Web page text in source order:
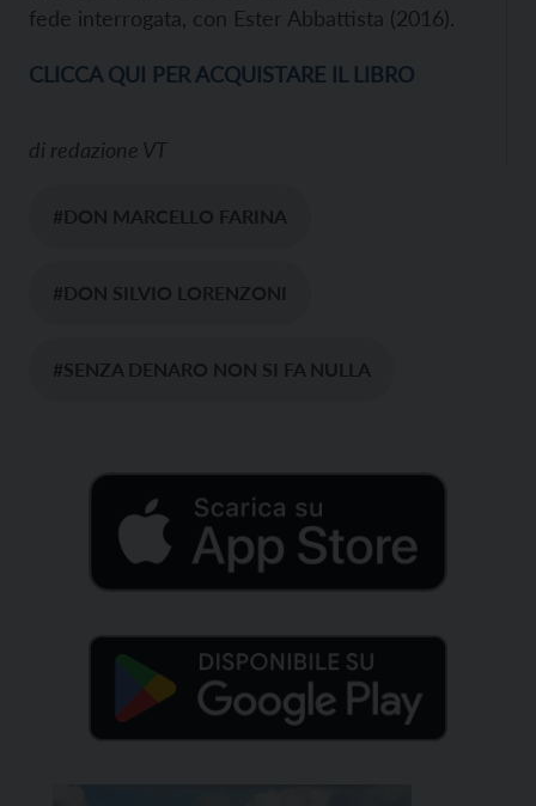
fede interrogata, con Ester Abbattista (2016).
CLICCA QUI PER ACQUISTARE IL LIBRO
di redazione VT
#DON MARCELLO FARINA
#DON SILVIO LORENZONI
#SENZA DENARO NON SI FA NULLA